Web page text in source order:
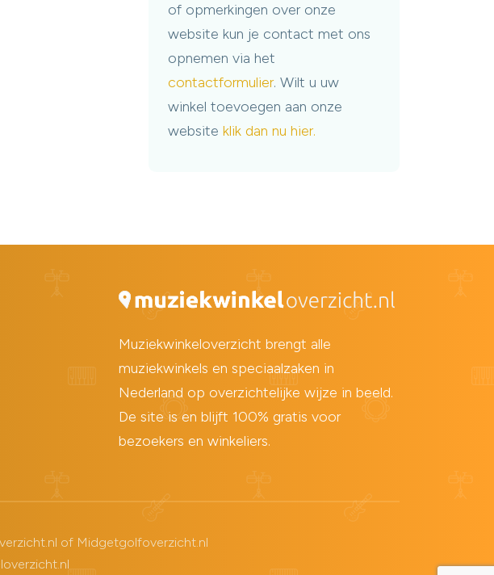
of opmerkingen over onze
website kun je contact met ons
opnemen via het
contactformulier. Wilt u uw
winkel toevoegen aan onze
websiteklik dan nu hier.
Muziekwinkeloverzicht brengt alle
muziekwinkels en speciaalzaken in
Nederland op overzichtelijke wijze in beeld.
De site is en blijft 100% gratis voor
bezoekers en winkeliers.
of Midgetgolfoverzicht.nl